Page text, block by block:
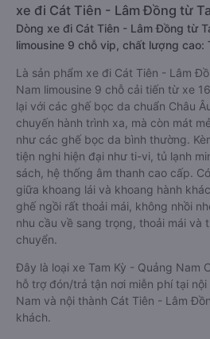
xe đi Cát Tiên - Lâm Đồng từ
Dòng xe đi Cát Tiên - Lâm Đồng từ
limousine 9 chỗ vip, chất lượng cao:
Là sản phẩm xe đi Cát Tiên - Lâm
Nam limousine 9 chỗ cải tiến từ xe
lại với các ghế bọc da chuẩn Châu
chuyến hành trình xa, mà còn mát
như các ghế bọc da bình thường.
tiện nghi hiện đại như ti-vi, tủ lạnh
sách, hệ thống âm thanh cao cấp.
giữa khoang lái và khoang hành
ghế ngồi rất thoải mái, không nhồi
nhu cầu về sang trọng, thoải mái và
chuyển.
Đây là loại xe Tam Kỳ - Quảng Nam
hỗ trợ đón/trả tận nơi miễn phí tại
Nam và nội thành Cát Tiên - Lâm
khách.